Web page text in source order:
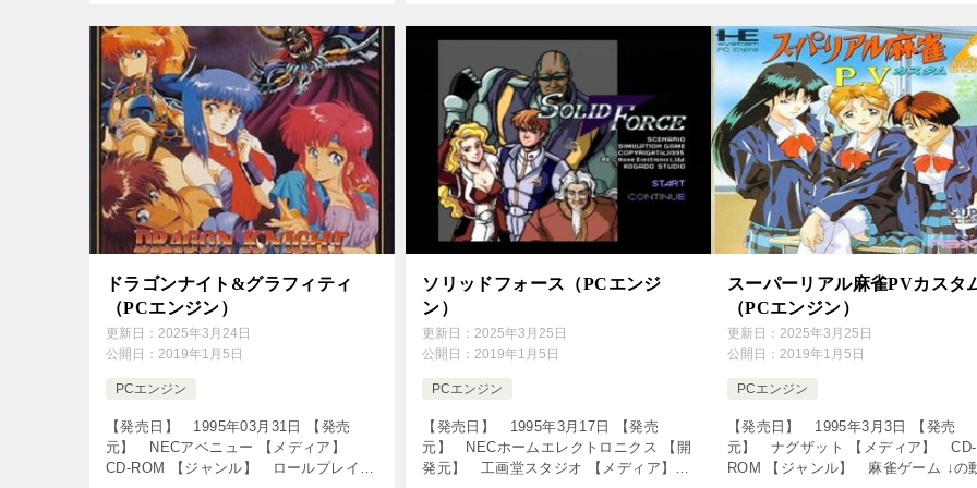
ドラゴンナイト&グラフィティ
（PCエンジン）
更新日： 2025年3月24日
公開日： 2019年1月5日
PCエンジン
【発売日】 1995年03月31日 【発売
元】 NECアベニュー 【メディア】
CD-ROM 【ジャンル】 ロールプレイン
ソリッドフォース（PCエンジ
ン）
更新日：2025年3月25日
公開日：2019年1月5日
PCエンジン
【発売日】 1995年3月17日 【発売
元】 NECホームエレクトロニクス 【開
発元】 工画堂スタジオ 【メディア】
スーパーリアル麻雀PVカスタ
（PCエンジン）
更新日： 2025年3月25日
公開日： 2019年1月5日
PCエンジン
【発売日】 1995年3月3日 【発売
元】 ナグザット 【メディア】 CD-
ROM 【ジャンル】 麻雀ゲーム ↓の